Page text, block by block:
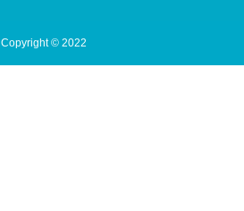
Copyright © 2022